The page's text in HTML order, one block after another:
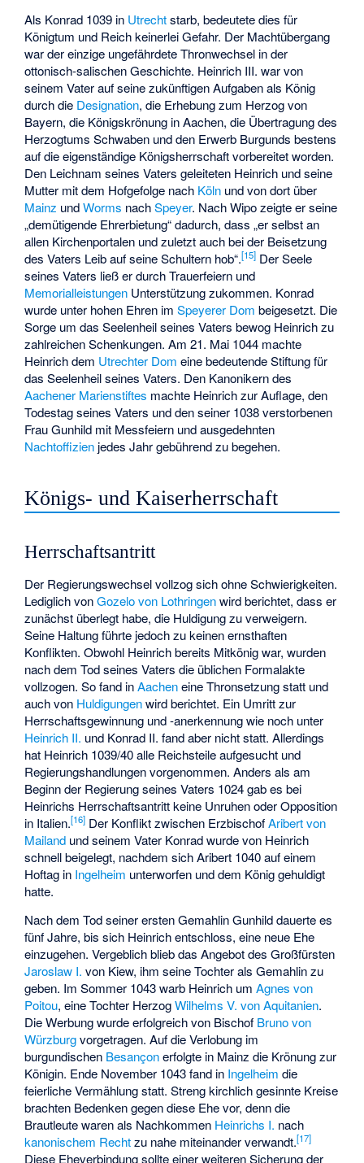
Als Konrad 1039 in Utrechtstarb, bedeutete dies für
Königtum und Reich keinerlei Gefahr. Der Machtübergang
war der einzige ungefährdete Thronwechsel in der
ottonisch-salischen Geschichte. Heinrich III. war von
seinem Vater auf seine zukünftigen Aufgaben als König
durch die Designation, die Erhebung zum Herzog von
Bayern, die Königskrönung in Aachen, die Übertragung des
Herzogtums Schwaben und den Erwerb Burgunds bestens
auf die eigenständige Königsherrschaft vorbereitet worden.
Den Leichnam seines Vaters geleiteten Heinrich und seine
Mutter mit dem Hofgefolge nach Köln und von dort über
Mainz undWorms nachSpeyer. Nach Wipo zeigte er seine
„demütigende Ehrerbietung“ dadurch, dass „er selbst an
allen Kirchenportalen und zuletzt auch bei der Beisetzung
des Vaters Leib auf seine Schultern hob“.[15] Der Seele
seines Vaters ließ er durch Trauerfeiern und
Memorialleistungen Unterstützung zukommen. Konrad
wurde unter hohen Ehren imSpeyerer Dom beigesetzt. Die
Sorge um das Seelenheil seines Vaters bewog Heinrich zu
zahlreichen Schenkungen. Am 21. Mai 1044 machte
Heinrich dem Utrechter Dom eine bedeutende Stiftung für
das Seelenheil seines Vaters. Den Kanonikern des
Aachener Marienstiftes machte Heinrich zur Auflage, den
Todestag seines Vaters und den seiner 1038 verstorbenen
Frau Gunhild mit Messfeiern und ausgedehnten
Nachtoffizien jedes Jahr gebührend zu begehen.
Königs- und Kaiserherrschaft
Herrschaftsantritt
Der Regierungswechsel vollzog sich ohne Schwierigkeiten.
Lediglich vonGozelo von Lothringenwird berichtet, dass er
zunächst überlegt habe, die Huldigung zu verweigern.
Seine Haltung führte jedoch zu keinen ernsthaften
Konflikten. Obwohl Heinrich bereits Mitkönig war, wurden
nach dem Tod seines Vaters die üblichen Formalakte
vollzogen. So fand inAacheneine Thronsetzung statt und
auch von Huldigungenwird berichtet. Ein Umritt zur
Herrschaftsgewinnung und -anerkennung wie noch unter
Heinrich II. und Konrad II. fand aber nicht statt. Allerdings
hat Heinrich 1039/40 alle Reichsteile aufgesucht und
Regierungshandlungen vorgenommen. Anders als am
Beginn der Regierung seines Vaters 1024 gab es bei
Heinrichs Herrschaftsantritt keine Unruhen oder Opposition
in Italien.[16] Der Konflikt zwischen ErzbischofAribert von
Mailand und seinem Vater Konrad wurde von Heinrich
schnell beigelegt, nachdem sich Aribert 1040 auf einem
Hoftag in Ingelheim unterworfen und dem König gehuldigt
hatte.
Nach dem Tod seiner ersten Gemahlin Gunhild dauerte es
fünf Jahre, bis sich Heinrich entschloss, eine neue Ehe
einzugehen. Vergeblich blieb das Angebot des Großfürsten
Jaroslaw I. von Kiew, ihm seine Tochter als Gemahlin zu
geben. Im Sommer 1043 warb Heinrich umAgnes von
Poitou, eine Tochter HerzogWilhelms V. von Aquitanien.
Die Werbung wurde erfolgreich von Bischof Bruno von
Würzburgvorgetragen. Auf die Verlobung im
burgundischen Besançonerfolgte in Mainz die Krönung zur
Königin. Ende November 1043 fand in Ingelheim die
feierliche Vermählung statt. Streng kirchlich gesinnte Kreise
brachten Bedenken gegen diese Ehe vor, denn die
Brautleute waren als Nachkommen Heinrichs I. nach
kanonischem Rechtzu nahe miteinander verwandt.[17]
Diese Eheverbindung sollte einer weiteren Sicherung der